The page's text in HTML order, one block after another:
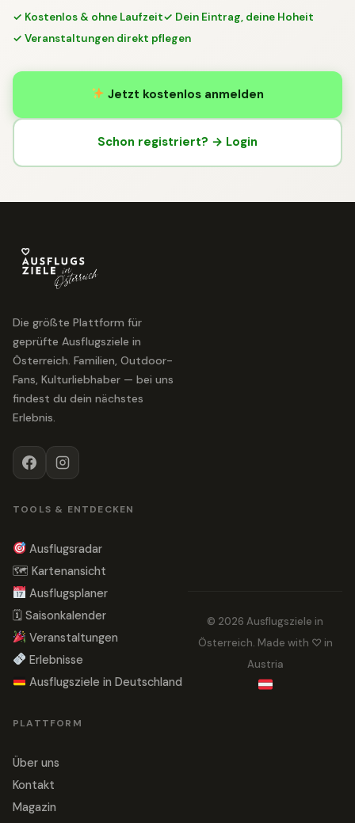
✓ Kostenlos & ohne Laufzeit✓ Dein Eintrag, deine Hoheit
✓ Veranstaltungen direkt pflegen
Jetzt kostenlos anmelden
Schon registriert? → Login
Die größte Plattform für
geprüfte Ausflugsziele in
Österreich. Familien, Outdoor-
Fans, Kulturliebhaber — bei uns
findest du dein nächstes
Erlebnis.
TOOLS & ENTDECKEN
Ausflugsradar
🗺 Kartenansicht
Ausflugsplaner
🗓 Saisonkalender
Veranstaltungen
Erlebnisse
Ausflugsziele in Deutschland
PLATTFORM
Über uns
Kontakt
Magazin
© 2026 Ausflugsziele in
Österreich. Made with ♡ in
Austria